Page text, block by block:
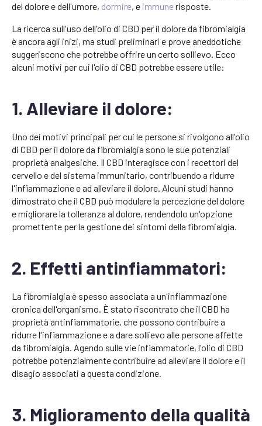
del dolore e dell'umore, dormire, e immunerisposte.
La ricerca sull'uso dell'olio di CBD per il dolore da fibromialgia
è ancora agli inizi, ma studi preliminari e prove aneddotiche
suggeriscono che potrebbe offrire un certo sollievo. Ecco
alcuni motivi per cui l'olio di CBD potrebbe essere utile:
1. Alleviare il dolore:
Uno dei motivi principali per cui le persone si rivolgono all'olio
di CBD per il dolore da fibromialgia sono le sue potenziali
proprietà analgesiche. Il CBD interagisce con i recettori del
cervello e del sistema immunitario, contribuendo a ridurre
l'infiammazione e ad alleviare il dolore. Alcuni studi hanno
dimostrato che il CBD può modulare la percezione del dolore
e migliorare la tolleranza al dolore, rendendolo un'opzione
promettente per la gestione dei sintomi della fibromialgia.
2. Effetti antinfiammatori:
La fibromialgia è spesso associata a un'infiammazione
cronica dell'organismo. È stato riscontrato che il CBD ha
proprietà antinfiammatorie, che possono contribuire a
ridurre l'infiammazione e a dare sollievo alle persone affette
da fibromialgia. Agendo sulle vie infiammatorie, l'olio di CBD
potrebbe potenzialmente contribuire ad alleviare il dolore e il
disagio associati a questa condizione.
3. Miglioramento della qualità